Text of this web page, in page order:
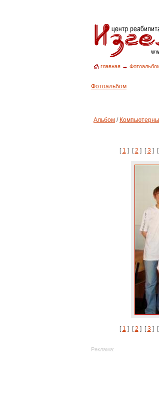
главная →
Фотоальбом
Альбом /
[ 1 ] [2 ] [3 ] [
[ 1 ] [2 ] [3 ] [
Реклама: